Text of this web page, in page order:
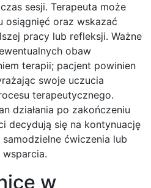
sesji. Terapeuta może
osiągnięć oraz wskazać
pracy lub refleksji. Ważne
obaw
terapii; pacjent powinien
swoje uczucia
terapeutycznego.
działania po zakończeniu
decydują się na kontynuację
ćwiczenia lub
w